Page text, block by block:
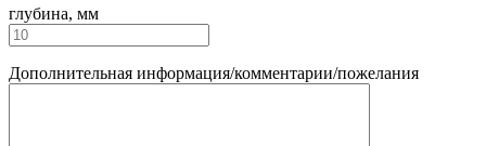
глубина, мм
Дополнительная информация/комментарии/пожелания